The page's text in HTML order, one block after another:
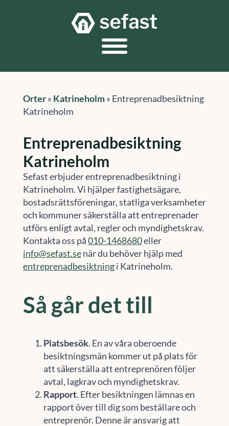
Orter» Katrineholm» Entreprenadbesiktning
Katrineholm
Entreprenadbesiktning
Katrineholm
Sefast erbjuder entreprenadbesiktning i
Katrineholm. Vi hjälper fastighetsägare,
bostadsrättsföreningar, statliga verksamheter
och kommuner säkerställa att entreprenader
utförs enligt avtal, regler och myndighetskrav.
Kontakta oss på010-1468680eller
info@sefast.senär du behöver hjälp med
entreprenadbesiktningi Katrineholm.
Så går det till
Platsbesök. En av våra oberoende
besiktningsmän kommer ut på plats för
att säkerställa att entreprenören följer
avtal, lagkrav och myndighetskrav.
Rapport. Efter besiktningen lämnas en
rapport över till dig som beställare och
entreprenör. Denne är ansvarig att